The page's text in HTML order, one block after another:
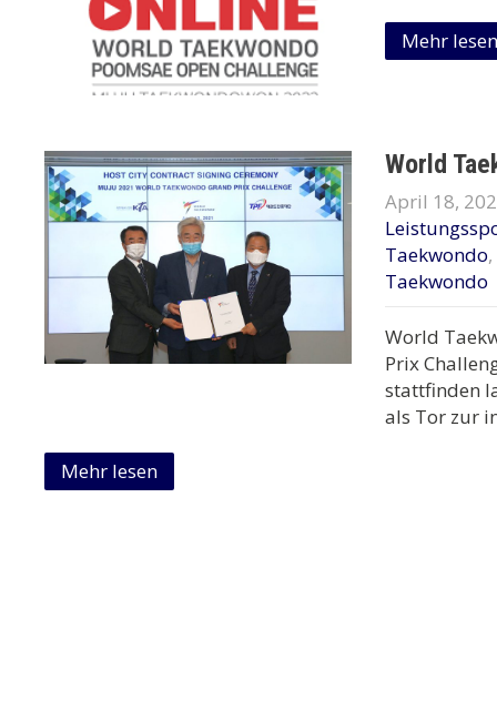
Mehr lesen
World
April 18,
Taekwondo,
Taekwondo
World
Prix
stattfinden
als Tor zur
Mehr lesen